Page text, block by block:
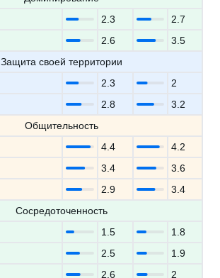
2.3
2.7
2.6
3.5
Защита своей территории
2.3
2
2.8
3.2
Общительность
4.4
4.2
3.4
3.6
2.9
3.4
Сосредоточенность
1.5
1.8
2.5
1.9
2.6
2